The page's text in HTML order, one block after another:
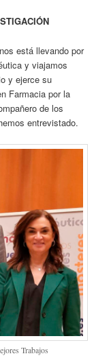
está llevando por
y viajamos
y ejerce su
Farmacia por la
de los
entrevistado.
Trabajos